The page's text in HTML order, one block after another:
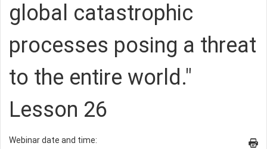
global catastrophic
processes posing a threat
to the entire world."
Lesson 26
Webinar date and time: